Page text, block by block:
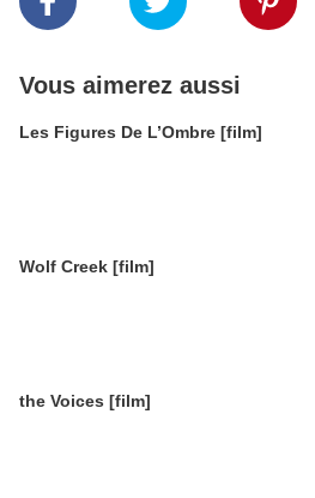
Vous aimerez aussi
Les Figures De L’Ombre [film]
Wolf Creek [film]
the Voices [film]